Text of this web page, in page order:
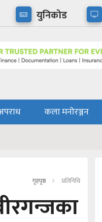
युनिकोड
कला मनोरञ्जन
गृहपृष्ठ प्रतिनिधि